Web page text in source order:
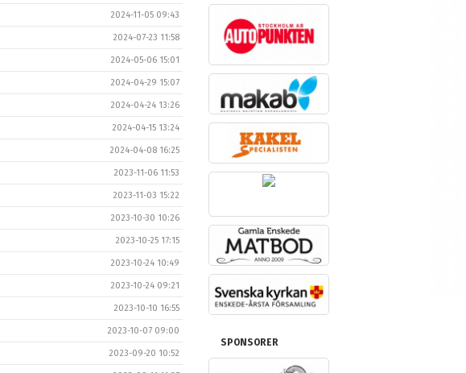
2024-11-05 09:43
2024-07-23 11:58
2024-05-06 15:01
2024-04-29 15:07
2024-04-24 13:26
2024-04-15 13:24
2024-04-08 16:25
2023-11-06 11:53
2023-11-03 15:22
2023-10-30 10:26
2023-10-25 17:15
2023-10-24 10:49
2023-10-24 09:21
2023-10-10 16:55
2023-10-07 09:00
2023-09-20 10:52
SPONSORER